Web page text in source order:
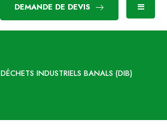
DEMANDE DE DEVIS
DÉCHETS INDUSTRIELS BANALS (DIB)